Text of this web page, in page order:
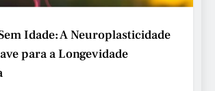
Idade: A Neuroplasticidade
para a Longevidade